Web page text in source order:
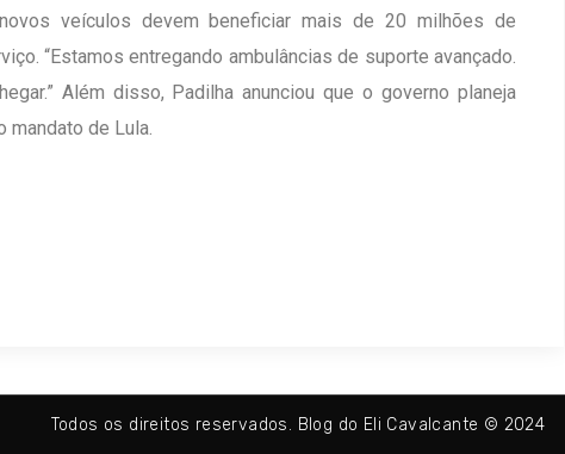
veículos devem beneficiar mais de 20 milhões de
“Estamos entregando ambulâncias de suporte avançado.
Além disso, Padilha anunciou que o governo planeja
mandato de Lula.
Todos os direitos reservados. Blog do Eli Cavalcante © 2024